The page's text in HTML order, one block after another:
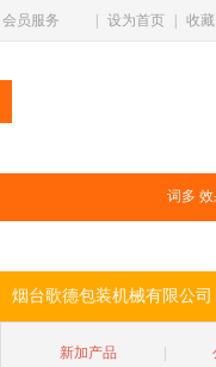
会员服务 设为首页 收藏
词多 效
烟台歌德包装机械有限公司
新加产品